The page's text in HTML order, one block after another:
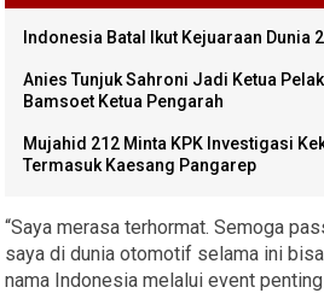
Indonesia Batal Ikut Kejuaraan Dunia
Anies Tunjuk Sahroni Jadi Ketua
Bamsoet Ketua Pengarah
Mujahid 212 Minta KPK Investigasi
Termasuk Kaesang Pangarep
“Saya merasa terhormat. Semoga
saya di dunia otomotif selama ini
nama Indonesia melalui event